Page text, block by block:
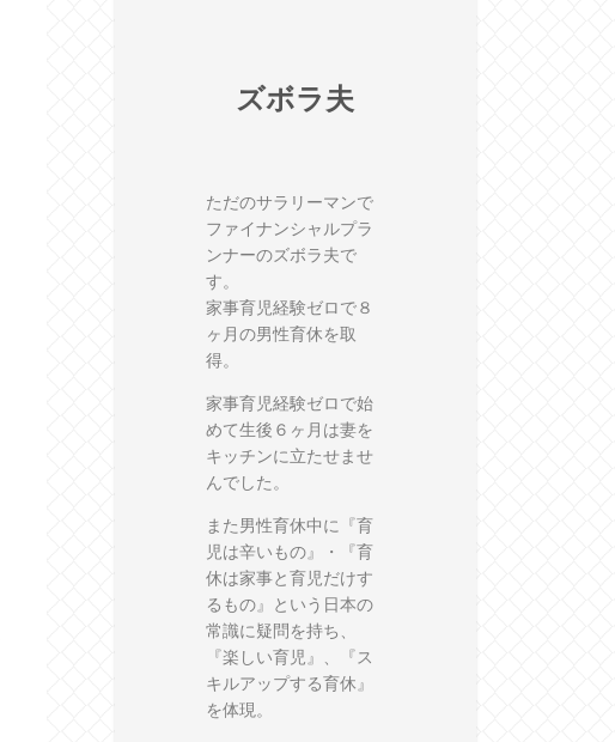
ズボラ夫
ただのサラリーマンで
ファイナンシャルプラ
ンナーのズボラ夫で
す。
家事育児経験ゼロで８
ヶ月の男性育休を取
得。
家事育児経験ゼロで始
めて生後６ヶ月は妻を
キッチンに立たせませ
んでした。
また男性育休中に『育
児は辛いもの』・『育
休は家事と育児だけす
るもの』という日本の
常識に疑問を持ち、
『楽しい育児』、『ス
キルアップする育休』
を体現。